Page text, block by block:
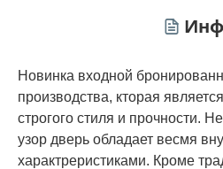
Новинка входной
производства, кторая
строгого стиля и прочности.
узор дверь обладает весмя
характреристиками. Кроме